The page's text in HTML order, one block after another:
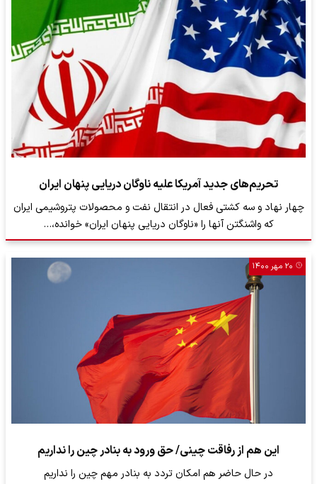
تحریم‌های جدید آمریکا علیه ناوگان دریایی پنهان ایران
چهار نهاد و سه کشتی فعال در انتقال نفت و محصولات پتروشیمی ایران
که واشنگتن آنها را «ناوگان دریایی پنهان ایران» خوانده،…
۲۰ مهر ۱۴۰۰
این هم از رفاقت چینی/ حق ورود به بنادر چین را نداریم
در حال حاضر هم امکان تردد به بنادر مهم چین را نداریم